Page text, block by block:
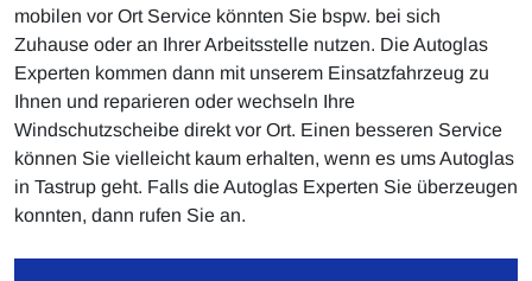
mobilen vor Ort Service könnten Sie bspw. bei sich
Zuhause oder an Ihrer Arbeitsstelle nutzen. Die Autoglas
Experten kommen dann mit unserem Einsatzfahrzeug zu
Ihnen und reparieren oder wechseln Ihre
Windschutzscheibe direkt vor Ort. Einen besseren Service
können Sie vielleicht kaum erhalten, wenn es ums Autoglas
in Tastrup geht. Falls die Autoglas Experten Sie überzeugen
konnten, dann rufen Sie an.